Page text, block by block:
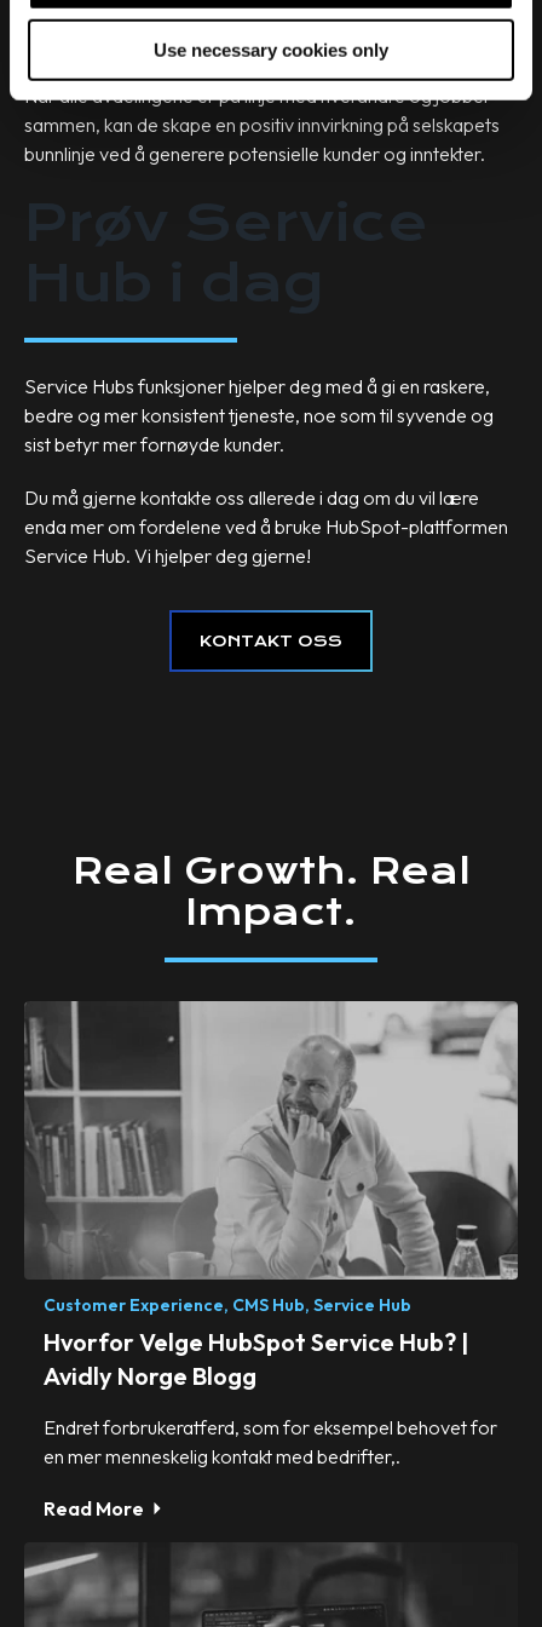
Use necessary cookies only
med kjøpet og fortsette å gjøre forretninger med selskapet
Når alle avdelingene er på linje med hverandre og jobber
sammen, kan de skape en positiv innvirkning på selskapets
bunnlinje ved å generere potensielle kunder og inntekter.
Prøv Service
Hub i dag
Service Hubs funksjoner hjelper deg med å gi en raskere,
bedre og mer konsistent tjeneste, noe som til syvende og
sist betyr mer fornøyde kunder.
Du må gjerne kontakte oss allerede i dag om du vil lære
enda mer om fordelene ved å bruke HubSpot-plattformen
Service Hub. Vi hjelper deg gjerne!
KONTAKT OSS
Real Growth. Real
Impact.
Customer Experience, CMS Hub, Service Hub
Hvorfor Velge HubSpot Service Hub? |
Avidly Norge Blogg
Endret forbrukeratferd, som for eksempel behovet for
en mer menneskelig kontakt med bedrifter,.
Read More